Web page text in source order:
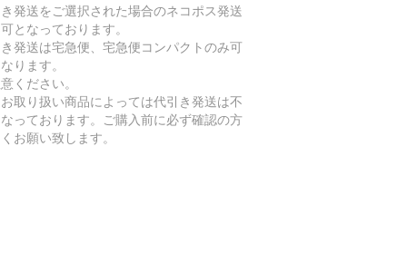
発送をご選択された場合のネコポス発送
となっております。
発送は宅急便、宅急便コンパクトのみ可
ります。
ください。
取り扱い商品によっては代引き発送は不
っております。ご購入前に必ず確認の方
お願い致します。